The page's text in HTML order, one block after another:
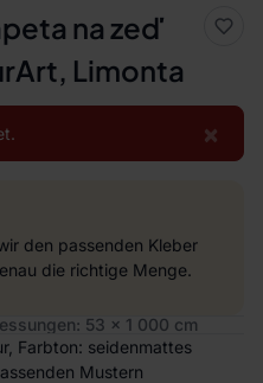
na zeď
Limonta
×
den passenden Kleber
die richtige Menge.
53 x 1 000 cm
Farbton: seidenmattes
Mustern